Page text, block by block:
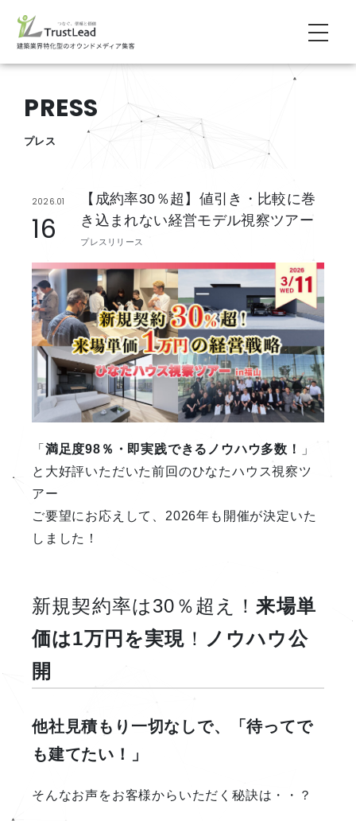
PRESS
プレス
2026.01
16
【成約率30％超】値引き・比較に巻
き込まれない経営モデル視察ツアー
プレスリリース
「 満足度98％・即実践できるノウハウ多数！
」
と大好評いただいた前回のひなたハウス視察ツ
アー
ご要望にお応えして、2026年も開催が決定いた
しました！
新規契約率は30％超え！ 来場単
価は1万円を実現 ！ ノウハウ公
開
他社見積もり一切なしで、「待ってで
も建てたい！」
そんなお声をお客様からいただく秘訣は・・？